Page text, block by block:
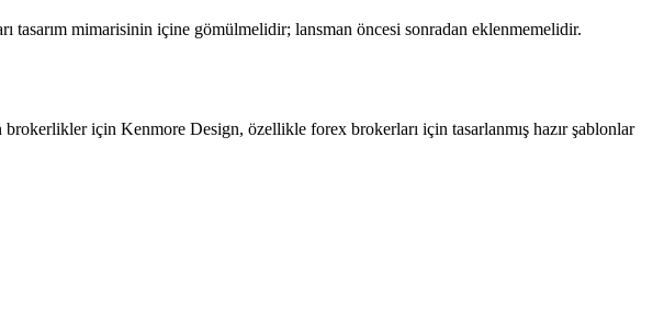
tasarım mimarisinin içine gömülmelidir; lansman öncesi sonradan eklenmemelidir.
için Kenmore Design, özellikle forex brokerları için tasarlanmış hazır şablonlar